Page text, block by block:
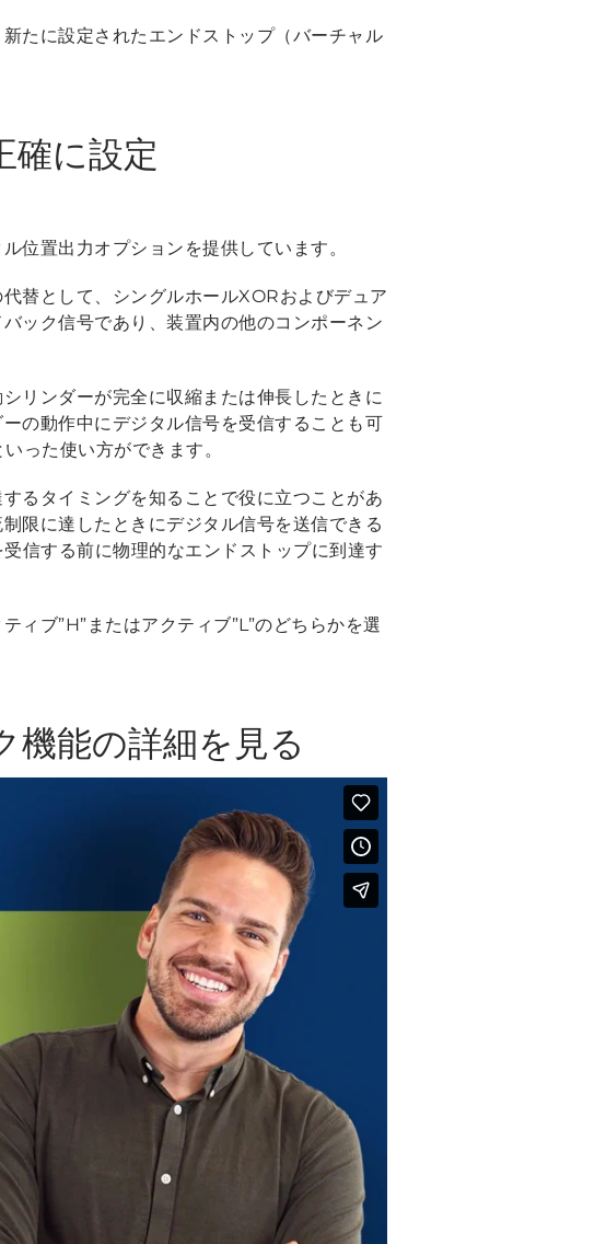
たに設定されたエンドストップ（バーチャル
確に設定
位置出力オプションを提供しています。
替として、シングルホールXORおよびデュア
ック信号であり、装置内の他のコンポーネン
リンダーが完全に収縮または伸長したときに
の動作中にデジタル信号を受信することも可
った使い方ができます。
るタイミングを知ることで役に立つことがあ
限に達したときにデジタル信号を送信できる
信する前に物理的なエンドストップに到達す
ィブ”H”またはアクティブ”L”のどちらかを選
機能の詳細を見る